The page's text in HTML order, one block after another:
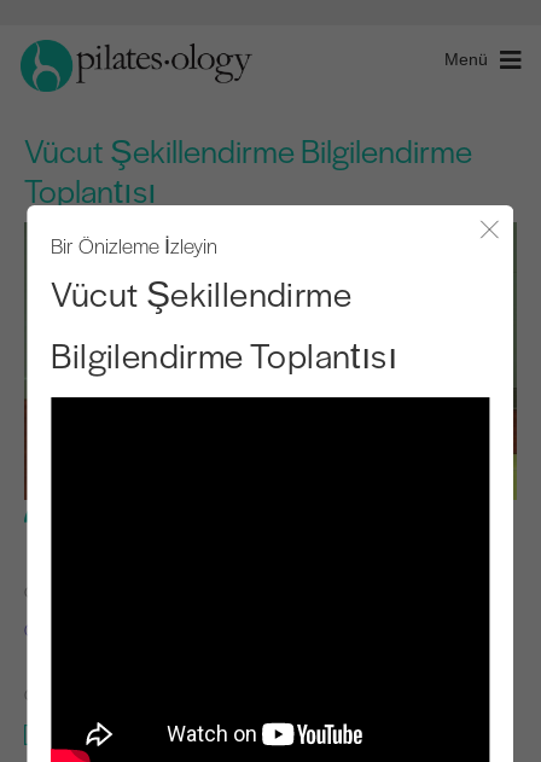
Menü
Vücut Şekillendirme Bilgilendirme
Toplantısı
Bir Önizleme İzleyin
Vücut Şekillendirme
Bilgilendirme Toplantısı
ÖĞRETMEN
Chris Blackburn
GEREKLI EKIPMAN